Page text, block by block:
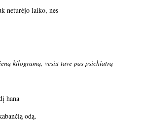
neturėjo laiko, nes
kilogramą, vesiu tave pas psichiatrą
hana
odą.